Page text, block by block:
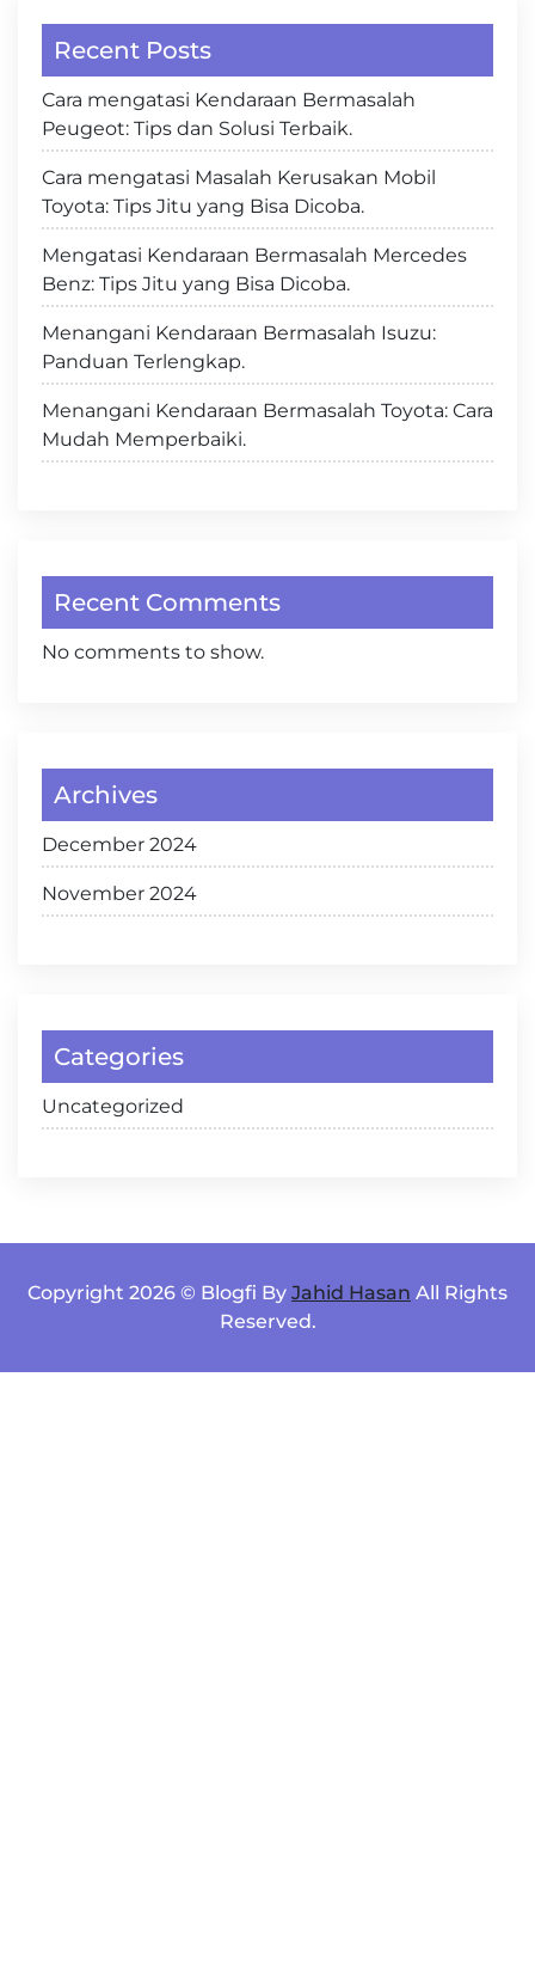
Recent Posts
Cara mengatasi Kendaraan Bermasalah
Peugeot: Tips dan Solusi Terbaik.
Cara mengatasi Masalah Kerusakan Mobil
Toyota: Tips Jitu yang Bisa Dicoba.
Mengatasi Kendaraan Bermasalah Mercedes
Benz: Tips Jitu yang Bisa Dicoba.
Menangani Kendaraan Bermasalah Isuzu:
Panduan Terlengkap.
Menangani Kendaraan Bermasalah Toyota: Cara
Mudah Memperbaiki.
Recent Comments
No comments to show.
Archives
December 2024
November 2024
Categories
Uncategorized
Copyright 2026 © Blogfi By Jahid Hasan All Rights
Reserved.